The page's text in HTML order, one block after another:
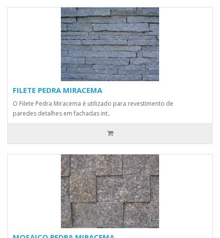
FILETE PEDRA MIRACEMA
O Filete Pedra Miracema é utilizado para revestimento de
paredes detalhes em fachadas int..